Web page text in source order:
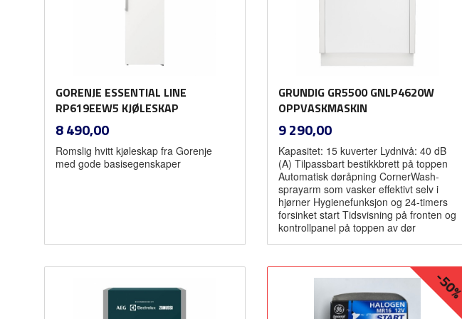
GORENJE ESSENTIAL LINE
RP619EEW5 KJØLESKAP
Pris
8 490,00mva.
Romslig hvitt kjøleskap fra Gorenje
med gode basisegenskaper
GRUNDIG GR5500 GNLP4620W
OPPVASKMASKIN
Pris
9 290,00mva.
Les mer
Kapasitet: 15 kuverter Lydnivå: 40 dB
(A) Tilpassbart bestikkbrett på toppen
Automatisk døråpning CornerWash-
sprayarm som vasker effektivt selv i
hjørner Hygienefunksjon og 24-timers
forsinket start Tidsvisning på fronten og
kontrollpanel på toppen av dør
-50%